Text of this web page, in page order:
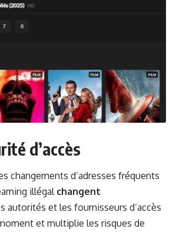
d’accès
changements d’adresses fréquents
illégal changent
autorités et les fournisseurs d’accès
et multiplie les risques de